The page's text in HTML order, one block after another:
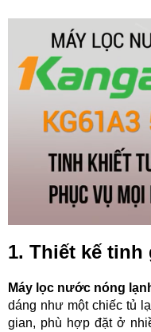
1. Thiết kế tinh
Máy lọc nước nóng
dáng như một chiếc tủ
gian, phù hợp đặt ở